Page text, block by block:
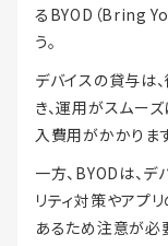
るBYOD（Bring
う。
デバイスの貸与は
き、運用がスムー
入費用がかかります
一方、BYODは、
リティ対策やアプ
あるため注意が必